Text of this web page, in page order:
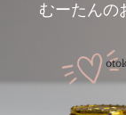
むーたんの